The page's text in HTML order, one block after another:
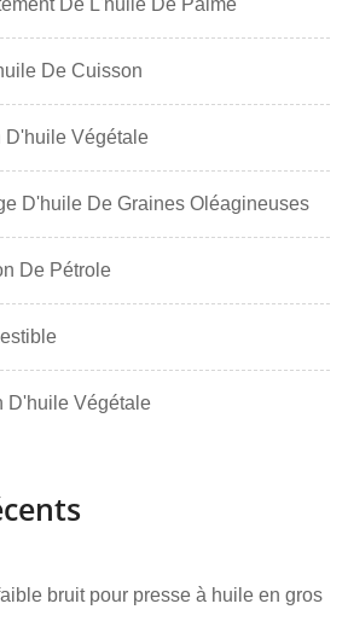
De Cuisson
D'huile Végétale
D'huile De Graines Oléagineuses
De Pétrole
D'huile Végétale
bruit pour presse à huile en gros